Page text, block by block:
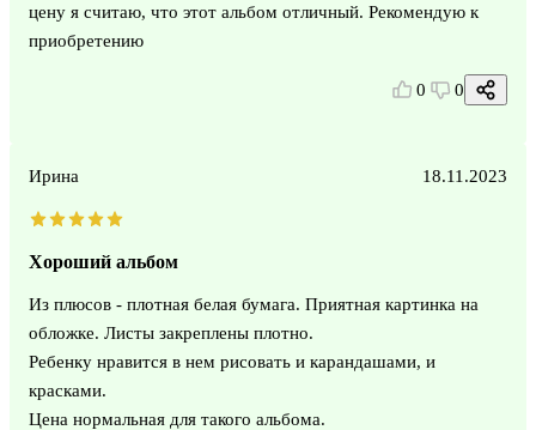
цену я считаю, что этот альбом отличный. Рекомендую к
приобретению
0 0
Ирина 18.11.2023
Хороший альбом
Из плюсов - плотная белая бумага. Приятная картинка на
обложке. Листы закреплены плотно.
Ребенку нравится в нем рисовать и карандашами, и
красками.
Цена нормальная для такого альбома.